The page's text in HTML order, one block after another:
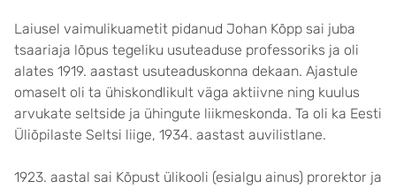
Laiusel vaimulikuametit pidanud Johan Kõpp sai juba
tsaariaja lõpus tegeliku usuteaduse professoriks ja oli
alates 1919. aastast usuteaduskonna dekaan. Ajastule
omaselt oli ta ühiskondlikult väga aktiivne ning kuulus
arvukate seltside ja ühingute liikmeskonda. Ta oli ka Eesti
Üliõpilaste Seltsi liige, 1934. aastast auvilistlane.
1923. aastal sai Kõpust ülikooli (esialgu ainus) prorektor ja